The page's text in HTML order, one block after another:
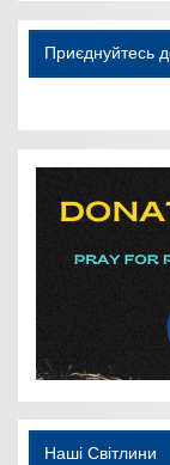
Приєднуйтесь
Наші Світлини